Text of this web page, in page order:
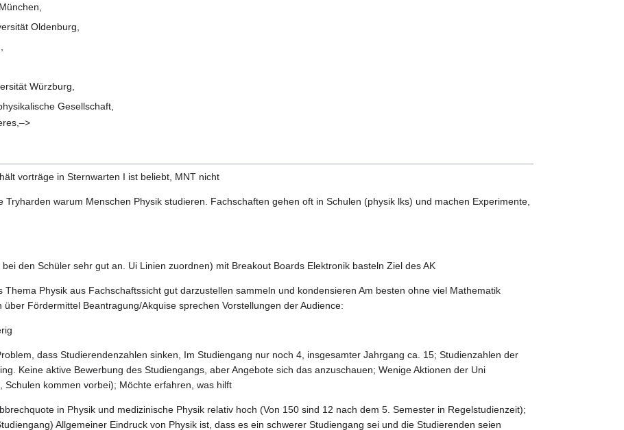
Oldenburg,
Würzburg,
Gesellschaft,
vorträge in Sternwarten I ist beliebt, MNT nicht
Tryharden warum Menschen Physik studieren. Fachschaften gehen oft in Schulen (physik lks) und machen Experimente,
den Schüler sehr gut an. Ui Linien zuordnen) mit Breakout Boards Elektronik basteln Ziel des AK
Thema Physik aus Fachschaftssicht gut darzustellen sammeln und kondensieren Am besten ohne viel Mathematik
Fördermittel Beantragung/Akquise sprechen Vorstellungen der Audience:
dass Studierendenzahlen sinken, Im Studiengang nur noch 4, insgesamter Jahrgang ca. 15; Studienzahlen der
Keine aktive Bewerbung des Studiengangs, aber Angebote sich das anzuschauen; Wenige Aktionen der Uni
Schulen kommen vorbei); Möchte erfahren, was hilft
in Physik und medizinische Physik relativ hoch (Von 150 sind 12 nach dem 5. Semester in Regelstudienzeit);
Allgemeiner Eindruck von Physik ist, dass es ein schwerer Studiengang sei und die Studierenden seien